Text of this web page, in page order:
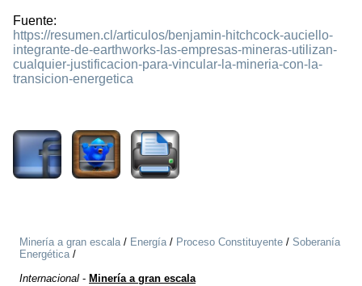
Fuente:
https://resumen.cl/articulos/benjamin-hitchcock-auciello-
integrante-de-earthworks-las-empresas-mineras-utilizan-
cualquier-justificacion-para-vincular-la-mineria-con-la-
transicion-energetica
Minería a gran escala/ Energía/ Proceso Constituyente / Soberanía
Energética/
Internacional - Minería a gran escala